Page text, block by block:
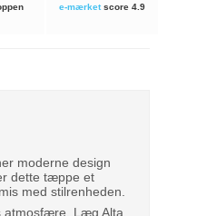
e-mærketscore 4.9
moderne design
dette tæppe et
med stilrenheden.
atmosfære. Læg Alta